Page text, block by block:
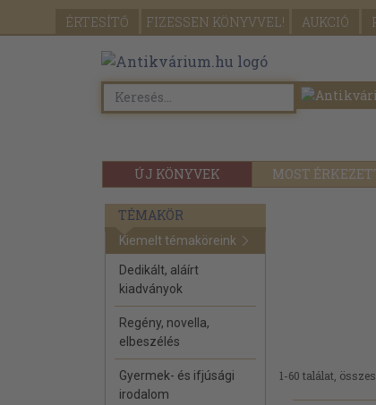
ÉRTESÍTŐ FIZESSEN KÖNYVVEL! AUKCIÓ
ÚJ KÖNYVEK MOST
TÉMAKÖR
Kiemelt témaköreink
Dedikált, aláírt
kiadványok
Regény, novella,
elbeszélés
Gyermek- és ifjúsági
irodalom
1-60 találat,